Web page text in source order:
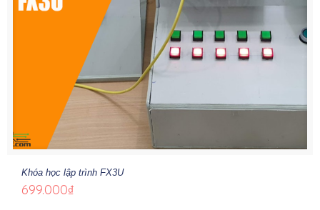
Khóa học lập trình FX3U
699.000₫